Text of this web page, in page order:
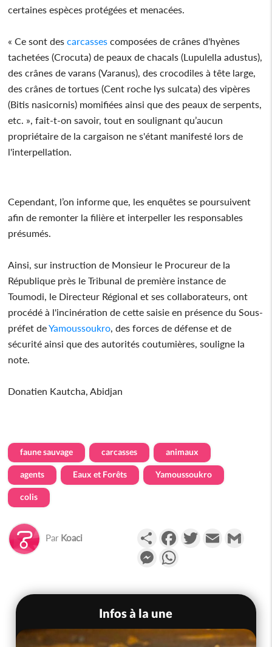
certaines espèces protégées et menacées.
« Ce sont descarcasses composées de crânes d'hyènes
tachetées (Crocuta) de peaux de chacals (Lupulella adustus),
des crânes de varans (Varanus), des crocodiles à tête large,
des crânes de tortues (Cent roche lys sulcata) des vipères
(Bitis nasicornis) momifiées ainsi que des peaux de serpents,
etc. », fait-t-on savoir, tout en soulignant qu’aucun
propriétaire de la cargaison ne s'étant manifesté lors de
l'interpellation.
Cependant, l’on informe que, les enquêtes se poursuivent
afin de remonter la filière et interpeller les responsables
présumés.
Ainsi, sur instruction de Monsieur le Procureur de la
République près le Tribunal de première instance de
Toumodi, le Directeur Régional et ses collaborateurs, ont
procédé à l'incinération de cette saisie en présence du Sous-
préfet deYamoussoukro, des forces de défense et de
sécurité ainsi que des autorités coutumières, souligne la
note.
Donatien Kautcha, Abidjan
faune sauvage carcasses animaux
agents Eaux et Forêts Yamoussoukro
colis
Par Koaci PartagerFacebookTwitterEmail
Messenger
Infos à la une